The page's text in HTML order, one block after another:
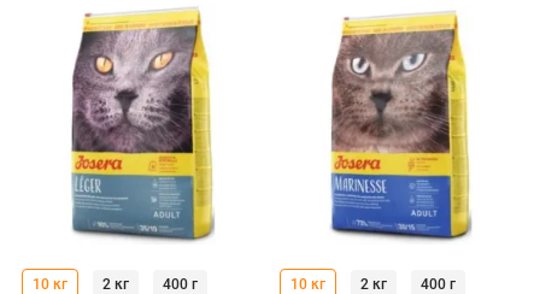
10 кг 2 кг 400 г 10 кг 2 кг 400 г